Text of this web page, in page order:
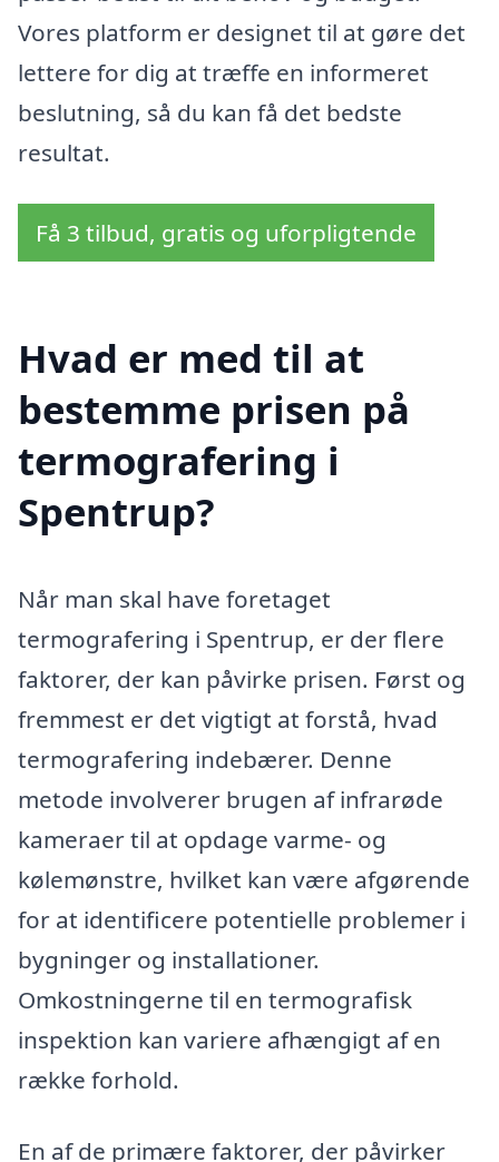
Vores platform er designet til at gøre det
lettere for dig at træffe en informeret
beslutning, så du kan få det bedste
resultat.
Få 3 tilbud, gratis og uforpligtende
Hvad er med til at
bestemme prisen på
termografering i
Spentrup?
Når man skal have foretaget
termografering i Spentrup, er der flere
faktorer, der kan påvirke prisen. Først og
fremmest er det vigtigt at forstå, hvad
termografering indebærer. Denne
metode involverer brugen af infrarøde
kameraer til at opdage varme- og
kølemønstre, hvilket kan være afgørende
for at identificere potentielle problemer i
bygninger og installationer.
Omkostningerne til en termografisk
inspektion kan variere afhængigt af en
række forhold.
En af de primære faktorer, der påvirker